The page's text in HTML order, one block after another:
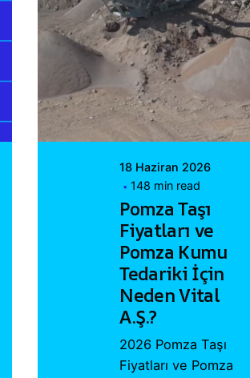
Posted by
Vital A.Ş.
Webmaster
18 Haziran 2026
148 min read
Pomza Taşı
Fiyatları ve
Pomza Kumu
Tedariki İçin
Neden Vital
A.Ş.?
2026 Pomza Taşı
Fiyatları ve Pomza